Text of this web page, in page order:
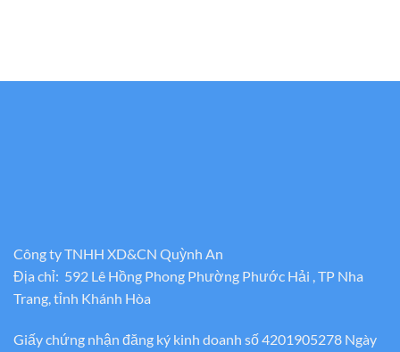
Công ty TNHH XD&CN Quỳnh An
Địa chỉ: 592 Lê Hồng Phong Phường Phước Hải , TP Nha
Trang, tỉnh Khánh Hòa
Giấy chứng nhận đăng ký kinh doanh số 4201905278 Ngày